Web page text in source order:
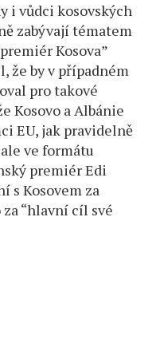
i vůdci kosovských
zabývají tématem
Kosova”
že by v případném
pro takové
Kosovo a Albánie
EU, jak pravidelně
ve formátu
premiér Edi
s Kosovem za
“hlavní cíl své